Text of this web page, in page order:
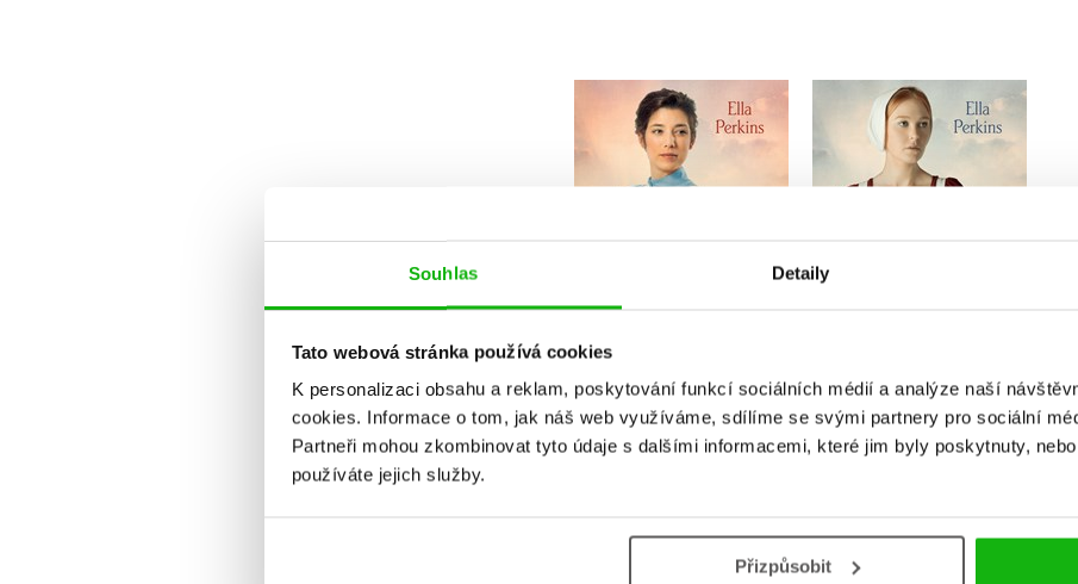
Souhlas Detaily
Tato webová stránka používá cookies
K personalizaci obsahu a reklam, poskytování funkcí sociálních médií a analýze naší
cookies. Informace o tom, jak náš web využíváme, sdílíme se svými partnery pro sociální
Partneři mohou zkombinovat tyto údaje s dalšími informacemi, které jim byly poskytnuty,
používáte jejich služby.
Přizpůsobit
Anglické chůvy: Katie a
její sen o svobodě
Ella Perkins
399 Kč
319 Kč
Anglické chůvy - Mary
a její víra v lásku
Ella Perkins